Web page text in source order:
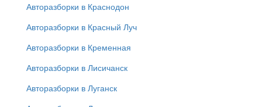
Авторазборки в Краснодон
Авторазборки в Красный Луч
Авторазборки в Кременная
Авторазборки в Лисичанск
Авторазборки в Луганск